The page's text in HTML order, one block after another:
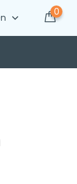
0